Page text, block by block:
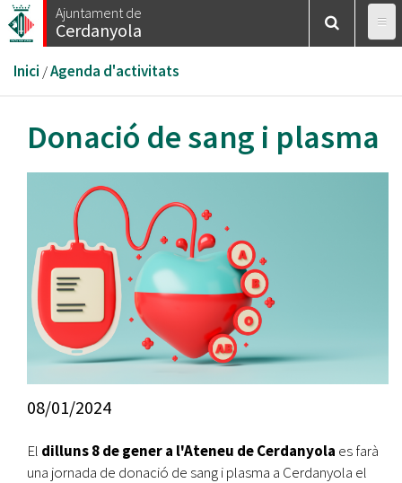
Vés
al
Ajuntament de
Cerdanyola
Esteu
aquí
Inici /Agenda d'activitats
Donació de sang i plasma
08/01/2024
El dilluns 8 de gener a l'Ateneu de Cerdanyola es farà
una jornada de donació de sang i plasma a Cerdanyola el